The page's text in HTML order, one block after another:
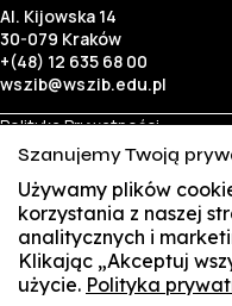
Al. Kijowska 14
30-079 Kraków
+(48) 12 635 68 00
wszib@wszib.edu.pl
Polityka Prywatności
RODO
Identyfikacja wizualna
Biznes
Wynajem sal
Targi pracy
Szanujemy Twoją
Używamy plików
korzystania z naszej
analitycznych i
Klikając „Akceptuj
użycie. Polityka